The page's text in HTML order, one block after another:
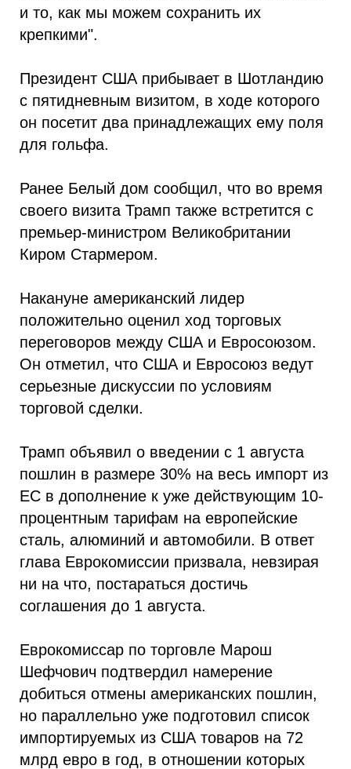
и то, как мы можем сохранить их
крепкими".
Президент США прибывает в Шотландию
с пятидневным визитом, в ходе которого
он посетит два принадлежащих ему поля
для гольфа.
Ранее Белый дом сообщил, что во время
своего визита Трамп также встретится с
премьер-министром Великобритании
Киром Стармером.
Накануне американский лидер
положительно оценил ход торговых
переговоров между США и Евросоюзом.
Он отметил, что США и Евросоюз ведут
серьезные дискуссии по условиям
торговой сделки.
Трамп объявил о введении с 1 августа
пошлин в размере 30% на весь импорт из
ЕС в дополнение к уже действующим 10-
процентным тарифам на европейские
сталь, алюминий и автомобили. В ответ
глава Еврокомиссии призвала, невзирая
ни на что, постараться достичь
соглашения до 1 августа.
Еврокомиссар по торговле Марош
Шефчович подтвердил намерение
добиться отмены американских пошлин,
но параллельно уже подготовил список
импортируемых из США товаров на 72
млрд евро в год, в отношении которых